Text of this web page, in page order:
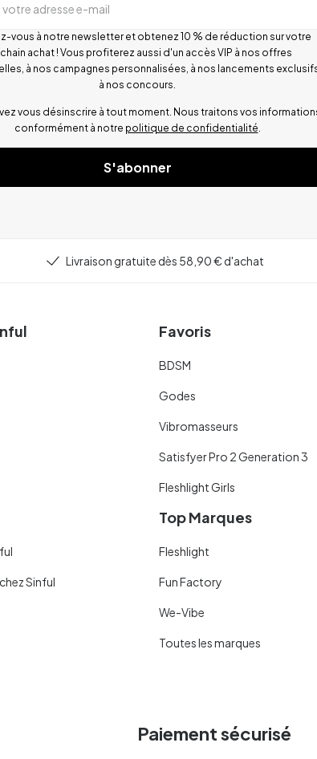
votre adresse e-mail
vous à notre newsletter et obtenez 10 % de réduction sur votre
achat ! Vous profiterez aussi d'un accès VIP à nos offres
à nos campagnes personnalisées, à nos lancements
à nos concours.
vous désinscrire à tout moment. Nous traitons vos
conformément à notre politique de confidentialité
S'abonner
Livraison gratuite dès 58,90 € d'achat
Sinful
Favoris
BDSM
Godes
Vibromasseurs
Satisfyer Pro 2 Generation 3
Fleshlight Girls
Top Marques
Fleshlight
Fun Factory
We-Vibe
Toutes les marques
Paiement sécurisé